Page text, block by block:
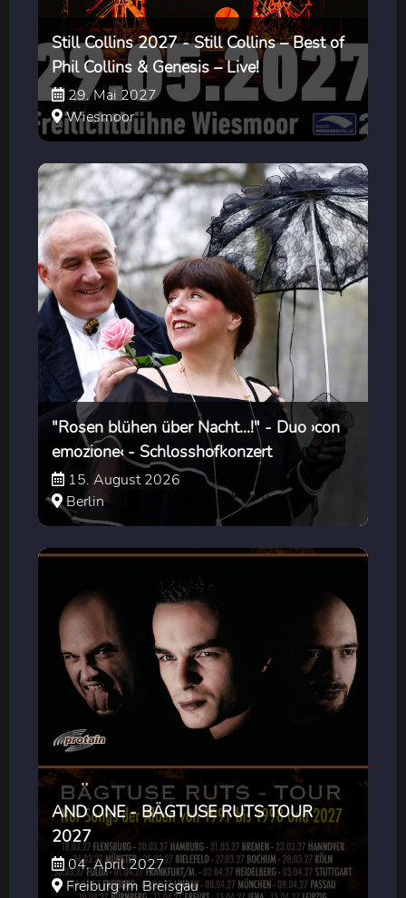
Still Collins 2027 - Still Collins – Best of
Phil Collins & Genesis – Live!
29. Mai 2027
Wiesmoor
"Rosen blühen über Nacht...!" - Duo ›con
emozione‹ - Schlosshofkonzert
15. August 2026
Berlin
AND ONE - BÄGTUSE RUTS TOUR
2027
04. April 2027
Freiburg im Breisgau